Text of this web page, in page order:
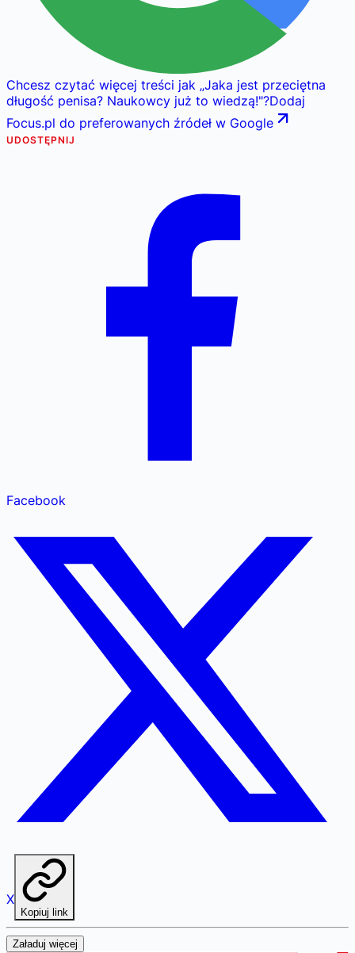
Chcesz czytać więcej treści jak „Jaka jest przeciętna
długość penisa? Naukowcy już to wiedzą!"?Dodaj
Focus.pl do preferowanych źródeł w Google
UDOSTĘPNIJ
Facebook
X
Kopiuj link
Załaduj więcej